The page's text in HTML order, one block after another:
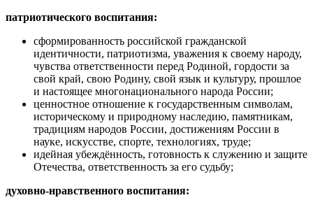
патриотического воспитания:
сформированность российской гражданской
идентичности, патриотизма, уважения к своему народу,
чувства ответственности перед Родиной, гордости за
свой край, свою Родину, свой язык и культуру, прошлое
и настоящее многонационального народа России;
ценностное отношение к государственным символам,
историческому и природному наследию, памятникам,
традициям народов России, достижениям России в
науке, искусстве, спорте, технологиях, труде;
идейная убеждённость, готовность к служению и защите
Отечества, ответственность за его судьбу;
духовно-нравственного воспитания: